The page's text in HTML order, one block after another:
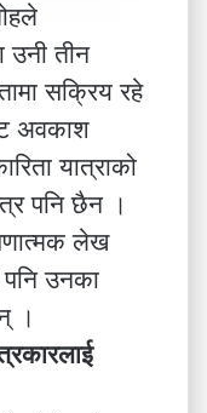
उनी तीन
सक्रिय रहे
अवकाश
यात्राको
पनि छैन ।
लेख
उनका
।